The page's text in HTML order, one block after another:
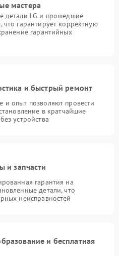
мастера
детали LG и прошедшие
гарантирует корректную
гарантийных
и быстрый ремонт
опыт позволяют провести
в кратчайшие
устройства
и запчасти
гарантия на
детали, что
неисправностей
и бесплатная